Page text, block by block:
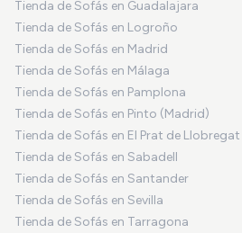
Tienda de Sofás en Guadalajara
Tienda de Sofás en Logroño
Tienda de Sofás en Madrid
Tienda de Sofás en Málaga
Tienda de Sofás en Pamplona
Tienda de Sofás en Pinto (Madrid)
Tienda de Sofás en El Prat de Llobregat
Tienda de Sofás en Sabadell
Tienda de Sofás en Santander
Tienda de Sofás en Sevilla
Tienda de Sofás en Tarragona